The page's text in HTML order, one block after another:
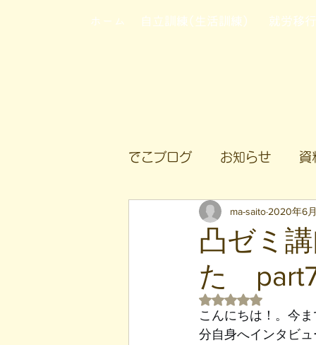
ホーム 自立訓練(生活訓練) 就労移
でこブログ お知らせ 資
凸ゼミ
た
ma-saito 2020年6
5つ星のうちNaN
こんにちは！。今
分自身へインタビ